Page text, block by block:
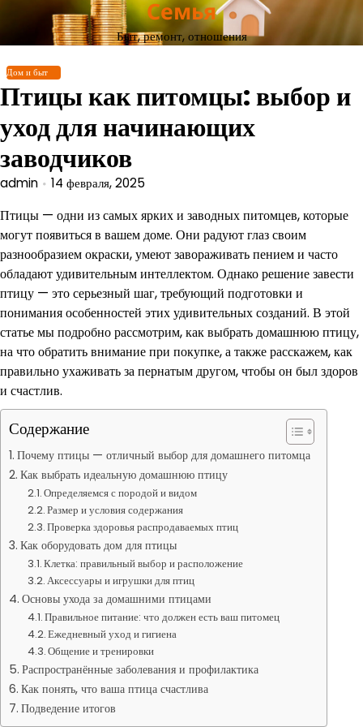
Перейти
содержимому
Семья
Быт, ремонт, отношения
Дом и быт
Птицы как питомцы: выбор и
уход для начинающих
заводчиков
admin 14 февраля, 2025
Птицы — одни из самых ярких и заводных питомцев, которые
могут появиться в вашем доме. Они радуют глаз своим
разнообразием окраски, умеют завораживать пением и часто
обладают удивительным интеллектом. Однако решение завести
птицу — это серьезный шаг, требующий подготовки и
понимания особенностей этих удивительных созданий. В этой
статье мы подробно рассмотрим, как выбрать домашнюю птицу,
на что обратить внимание при покупке, а также расскажем, как
правильно ухаживать за пернатым другом, чтобы он был здоров
и счастлив.
Содержание
Почему птицы — отличный выбор для домашнего питомца
Как выбрать идеальную домашнюю птицу
Определяемся с породой и видом
Размер и условия содержания
Проверка здоровья распродаваемых птиц
Как оборудовать дом для птицы
Клетка: правильный выбор и расположение
Аксессуары и игрушки для птиц
Основы ухода за домашними птицами
Правильное питание: что должен есть ваш питомец
Ежедневный уход и гигиена
Общение и тренировки
Распространённые заболевания и профилактика
Как понять, что ваша птица счастлива
Подведение итогов